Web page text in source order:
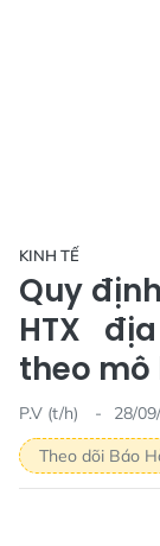
KINH TẾ
Quy
HTX
theo mô
P.V (t/h)
28/
Theo dõi Báo